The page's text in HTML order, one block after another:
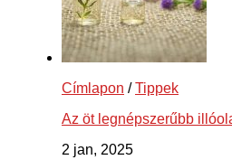
Címlapon /Tippek
Az öt legnépszerűbb
2 jan, 2025